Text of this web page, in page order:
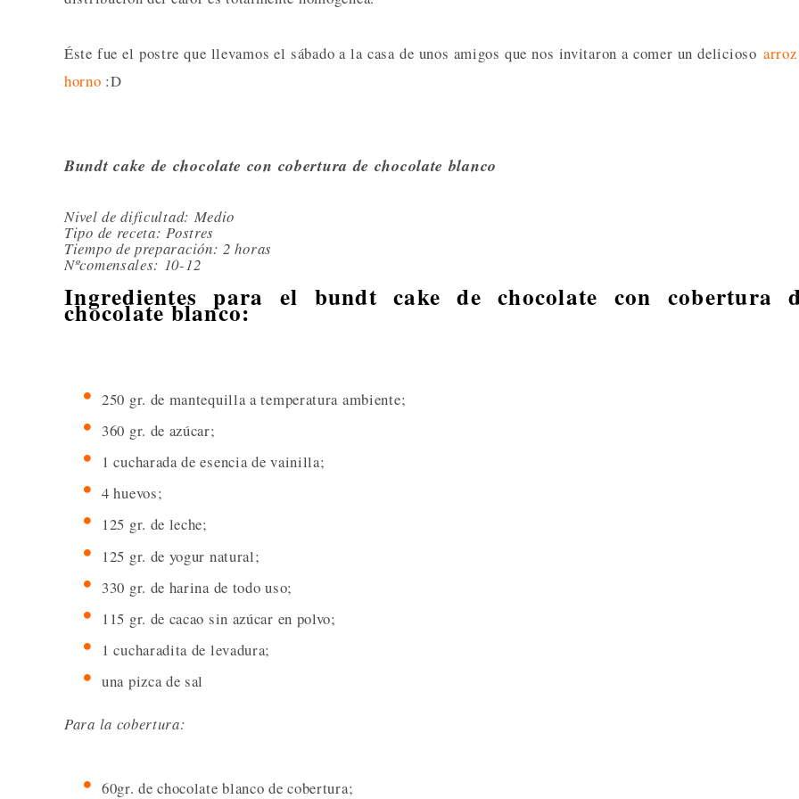
Éste fue el postre que llevamos el sábado a la casa de unos amigos que nos invitaron a comer un delicioso
horno :D
Bundt cake de chocolate con cobertura de chocolate blanco
Nivel de dificultad: Medio
Tipo de receta: Postres
Tiempo de preparación: 2 horas
Nºcomensales: 10-12
Ingredientes para el bundt cake de chocolate con cobertura
chocolate blanco:
250 gr. de mantequilla a temperatura ambiente;
360 gr. de azúcar;
1 cucharada de esencia de vainilla;
4 huevos;
125 gr. de leche;
125 gr. de yogur natural;
330 gr. de harina de todo uso;
115 gr. de cacao sin azúcar en polvo;
1 cucharadita de levadura;
una pizca de sal
Para la cobertura:
60gr. de chocolate blanco de cobertura;